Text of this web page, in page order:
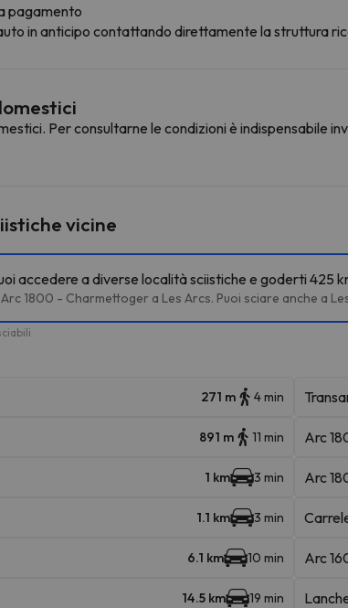
pagamento
in anticipo contattando direttamente la struttura
Per consultarne le condizioni è indispensabile
vicine
accedere a diverse località sciistiche e goderti 425
1800 - Charmettoger a Les Arcs. Puoi sciare anche a
271 m 4 min
891 m 11 min Arc
1 km 3 min Arc
1.1 km 3 min
6.1 km 10 min Arc
14.5 km 19 min